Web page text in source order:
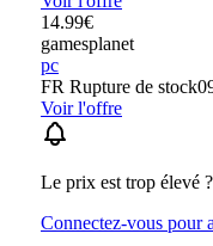
14.99€
gamesplanet
pc
FR Rupture de stock
Voir l'offre
Le prix est trop élevé
Connectez-vous pour